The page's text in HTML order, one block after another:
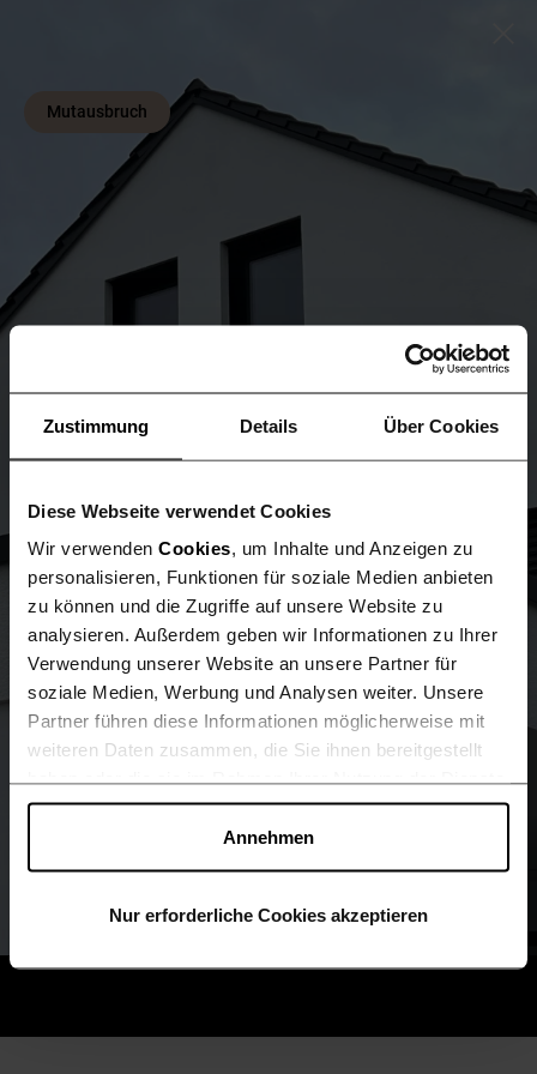
Zustimmung Details Über Cookies
Diese Webseite verwendet Cookies
Wir verwenden Cookies, um Inhalte und Anzeigen zu
personalisieren, Funktionen für soziale Medien anbieten
zu können und die Zugriffe auf unsere Website zu
analysieren. Außerdem geben wir Informationen zu Ihrer
Verwendung unserer Website an unsere Partner für
soziale Medien, Werbung und Analysen weiter. Unsere
Partner führen diese Informationen möglicherweise mit
weiteren Daten zusammen, die Sie ihnen bereitgestellt
haben oder die sie im Rahmen Ihrer Nutzung der Dienste
gesammelt haben.Cookies von Drittanbietern (Liste)
können auch abgelehnt werden. Du kannst deine Cookie-
Einstellungen jederzeit ändern.
Annehmen
Nur erforderliche Cookies akzeptieren
Mutausbruch
Herzprojekt2020